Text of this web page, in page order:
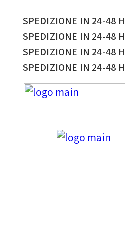
SPEDIZIONE IN 24-48 H
SPEDIZIONE IN 24-48 H
SPEDIZIONE IN 24-48 H
SPEDIZIONE IN 24-48 H